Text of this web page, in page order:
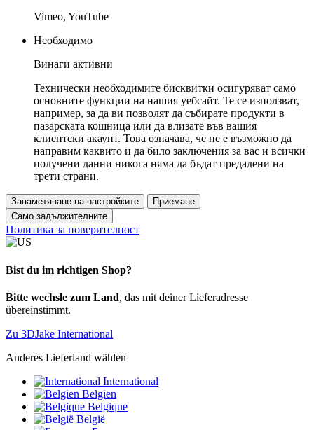
Vimeo, YouTube
Необходимо
Винаги активни
Технически необходимите бисквитки осигуряват само
основните функции на нашия уебсайт. Те се използват,
например, за да ви позволят да събирате продукти в
пазарската кошница или да влизате във вашия
клиентски акаунт. Това означава, че не е възможно да
направим каквито и да било заключения за вас и всички
получени данни никога няма да бъдат предадени на
трети страни.
Запаметяване на настройките
Приемане
Само задължителните
Политика за поверителност
Bist du im richtigen Shop?
Bitte wechsle zum Land, das mit deiner Lieferadresse
übereinstimmt.
Zu 3DJake International
Anderes Lieferland wählen
International
Belgien
Belgique
België